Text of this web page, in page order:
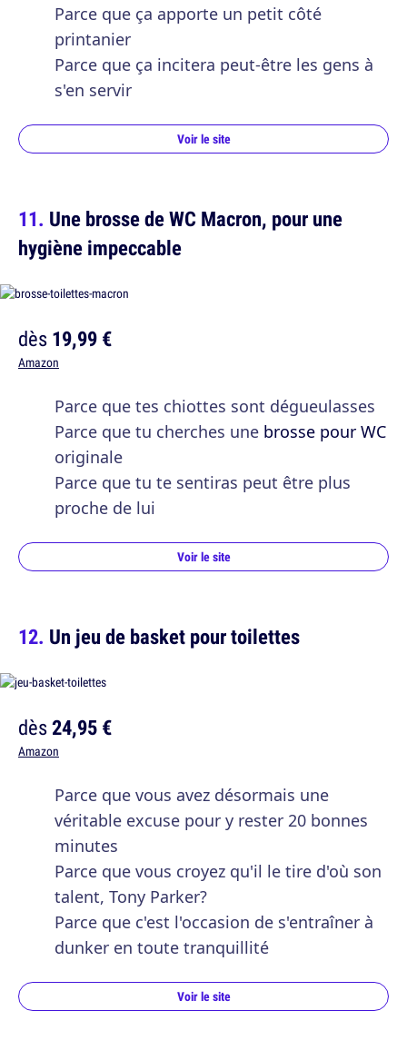
Parce que ça apporte un petit côté
printanier
Parce que ça incitera peut-être les gens à
s'en servir
Voir le site
Une brosse de WC Macron, pour une
hygiène impeccable
dès19,99 €
Amazon
Parce que tes chiottes sont dégueulasses
Parce que tu cherches une brosse pour WC
originale
Parce que tu te sentiras peut être plus
proche de lui
Voir le site
Un jeu de basket pour toilettes
dès24,95 €
Amazon
Parce que vous avez désormais une
véritable excuse pour y rester 20 bonnes
minutes
Parce que vous croyez qu'il le tire d'où son
talent, Tony Parker?
Parce que c'est l'occasion de s'entraîner à
dunker en toute tranquillité
Voir le site